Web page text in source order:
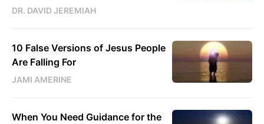
DR. DAVID JEREMIAH
10 False Versions of Jesus People
Are Falling For
JAMI AMERINE
When You Need Guidance for the